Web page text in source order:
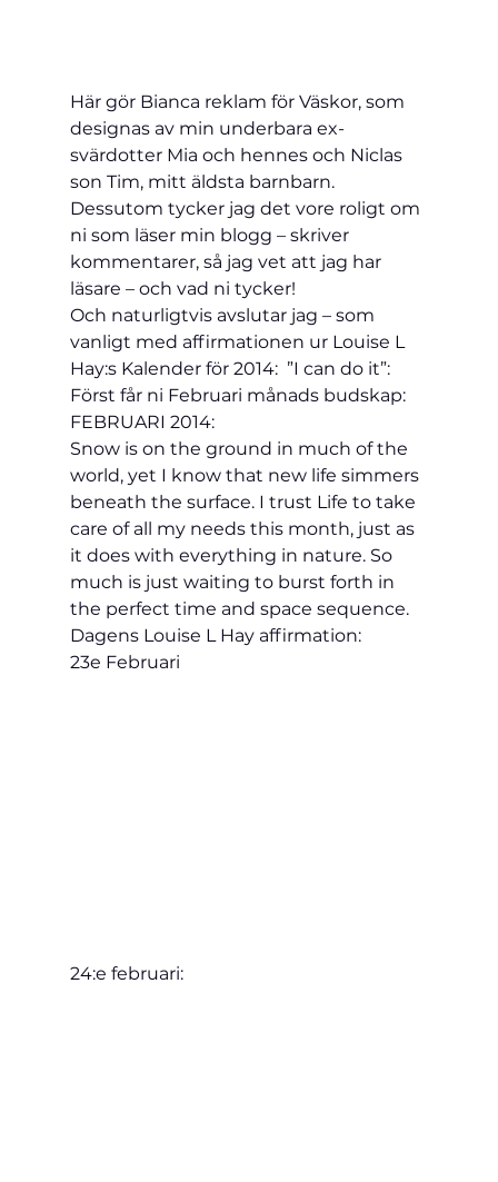
Här gör Bianca reklam för Väskor, som
designas av min underbara ex-
svärdotter Mia och hennes och Niclas
son Tim, mitt äldsta barnbarn.
Dessutom tycker jag det vore roligt om
ni som läser min blogg – skriver
kommentarer, så jag vet att jag har
läsare – och vad ni tycker!
Och naturligtvis avslutar jag – som
vanligt med affirmationen ur Louise L
Hay:s Kalender för 2014:  ”I can do it”:
Först får ni Februari månads budskap:
FEBRUARI 2014:
Snow is on the ground in much of the
world, yet I know that new life simmers
beneath the surface. I trust Life to take
care of all my needs this month, just as
it does with everything in nature. So
much is just waiting to burst forth in
the perfect time and space sequence.
Dagens Louise L Hay affirmation:
23e Februari
24:e februari: